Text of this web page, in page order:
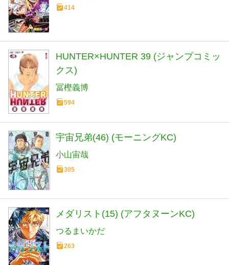
414
HUNTER×HUNTER 39 (ジャンプコミッ
クス)
冨樫義博
594
宇宙兄弟(46) (モーニングKC)
小山宙哉
305
メダリスト(15) (アフタヌーンKC)
つるまいかだ
263